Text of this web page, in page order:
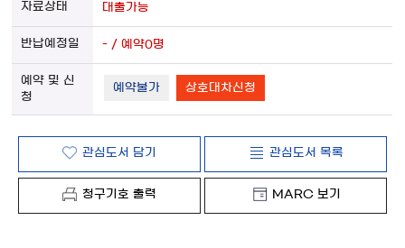
대출가능
- / 예약0명
예약불가 상호대차신청
관심도서 담기 관심도서 목록
청구기호 출력 MARC 보기